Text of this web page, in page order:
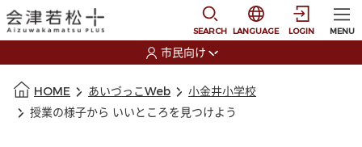
SEARCH
選択すると言語の切
LANGUAGE LOGIN MENU
市民向け
HOME あいづっこWeb
小金井小学校
授業の様子から いいところを見つけよう